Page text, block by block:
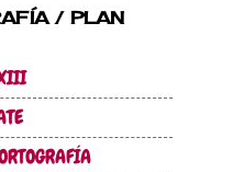
/ PLAN